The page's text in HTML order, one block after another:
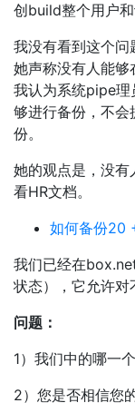
创build整个用户
我没有看到这个问
她声称没有人能够
我认为系统pipe理
够进行备份，不会
份。
她的观点是，没有
看HR文档。
如何备份20
我们已经在
状态），它允许对
问题：
1）我们中的哪一
2）您是否相信您